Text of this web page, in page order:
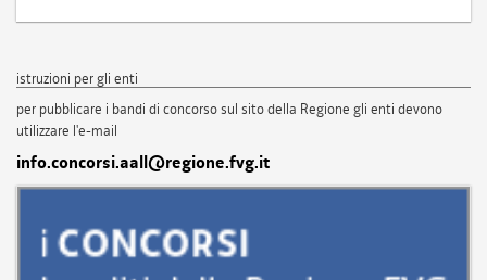
istruzioni per gli enti
per pubblicare i bandi di concorso sul sito della Regione gli enti devono
utilizzare l'e-mail
info.concorsi.aall@regione.fvg.it